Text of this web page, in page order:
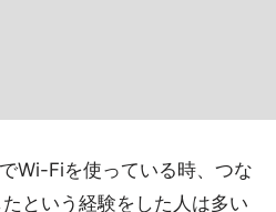
Wi-Fiを使っている時、つな
という経験をした人は多い